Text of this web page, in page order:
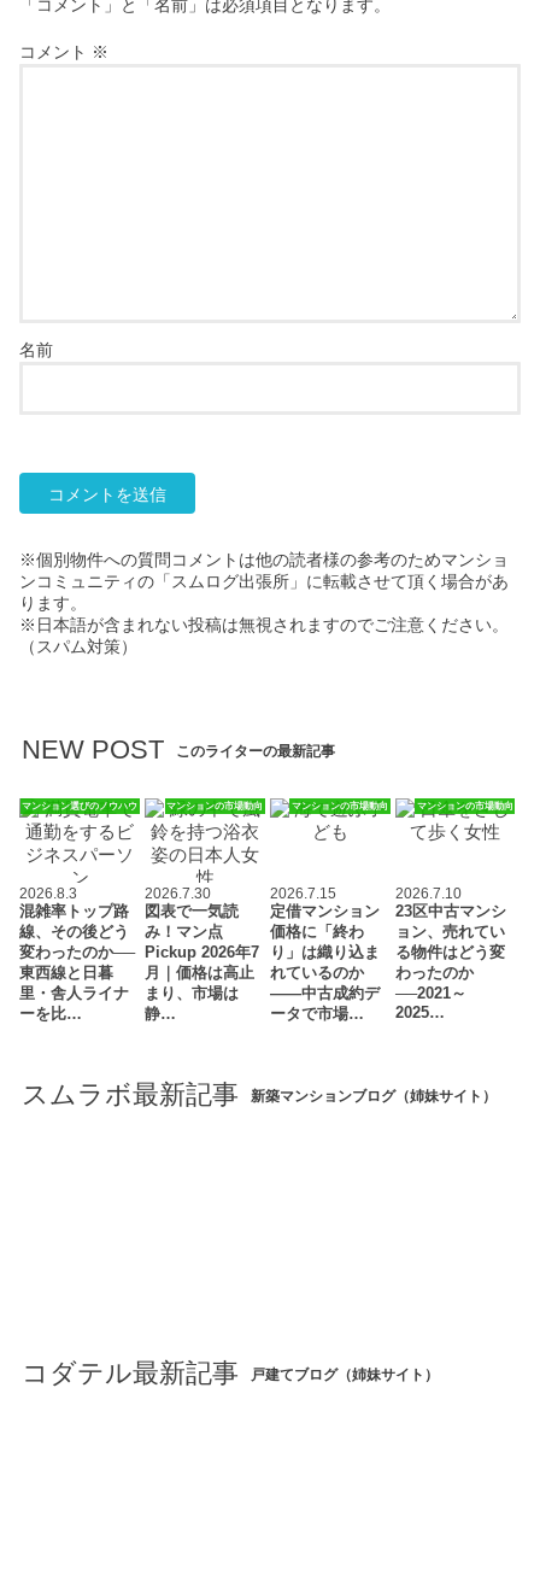
「コメント」と「名前」は必須項目となります。
コメント ※
名前
※個別物件への質問コメントは他の読者様の参考のためマンショ
ンコミュニティの「スムログ出張所」に転載させて頂く場合があ
ります。
※日本語が含まれない投稿は無視されますのでご注意ください。
（スパム対策）
NEW POST このライターの最新記事
マンション選びのノウハウ
2026.8.3
混雑率トップ路
線、その後どう
変わったのか──
東西線と日暮
里・舎人ライナ
ーを比…
マンションの市場動向
2026.7.30
図表で一気読
み！マン点
Pickup 2026年7
月｜価格は高止
まり、市場は
静…
マンションの市場動向
2026.7.15
定借マンション
価格に「終わ
り」は織り込ま
れているのか
――中古成約デ
ータで市場…
マンションの市場動向
2026.7.10
23区中古マンシ
ョン、売れてい
る物件はどう変
わったのか
──2021～
2025…
スムラボ最新記事 新築マンションブログ（姉妹サイト）
コダテル最新記事 戸建てブログ（姉妹サイト）